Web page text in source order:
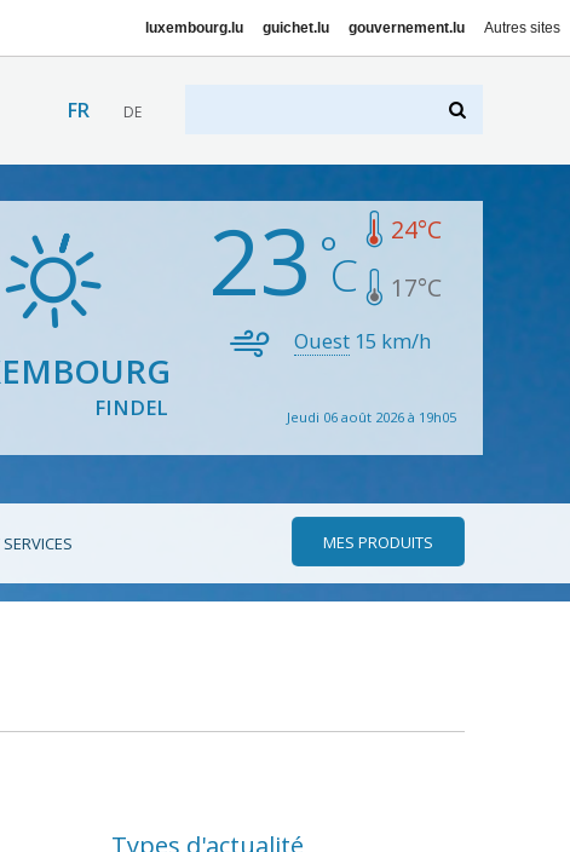
luxembourg.lu guichet.lu gouvernement.lu Autres sites
FR DE
FINDEL
23 24°C
17°C
Ouest 15 km/h
Jeudi 06 août 2026 à 19h05
MES PRODUITS
Types d'actualité